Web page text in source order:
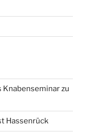
Knabenseminar zu
Hassenrück